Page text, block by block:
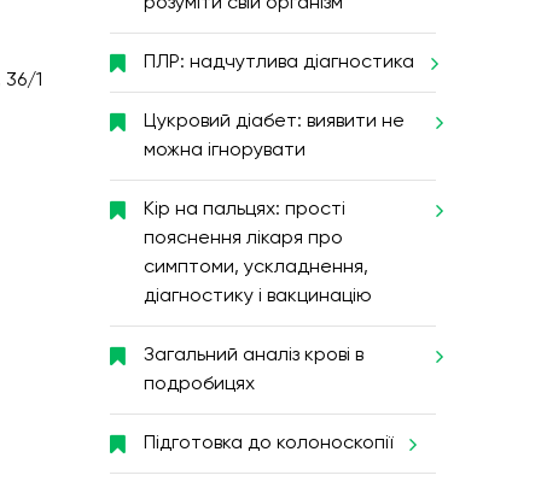
1
ПЛР: надчутлива діагностика
Цукровий діабет: виявити не
можна ігнорувати
Кір на пальцях: прості
пояснення лікаря про
симптоми, ускладнення,
діагностику і вакцинацію
Загальний аналіз крові в
подробицях
Підготовка до колоноскопії